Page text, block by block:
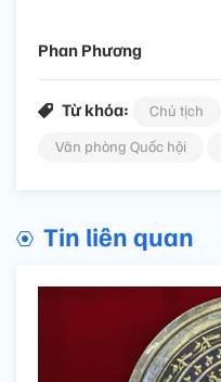
Phan Phương
Từ khóa: Chủ tịch
Văn phòng Quốc hội
Tin liên quan